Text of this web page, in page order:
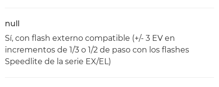
null
Sí, con flash externo compatible (+/- 3 EV en
incrementos de 1/3 o 1/2 de paso con los flashes
Speedlite de la serie EX/EL)